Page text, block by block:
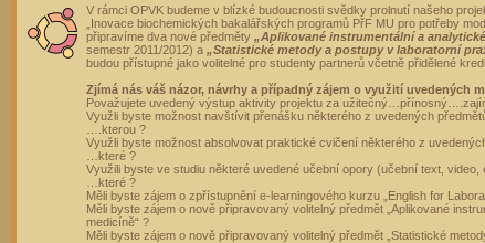
V rámci OPVK budeme v blízké budoucnosti svědky prolnutí našeho
„Inovace biochemických bakalářských programů PřF MU pro potřeby
připravíme dva nové předměty „Aplikované instrumentální a
semestr 2011/2012) a „Statistické metody a postupy v laboratorní
budou přístupné jako volitelné pro studenty partnerů včetně přidělené
Zjímá nás váš názor, návrhy a případný zájem o využití uvedených
Považujete uvedený výstup aktivity projektu za
Využli byste možnost navštívit přenášku některého z uvedených
….kterou ?
Využli byste možnost absolvovat praktické cvičení některého z
…které ?
Využili byste ve studiu některé uvedené učební opory (učební text, video,
…které ?
Měli byste zájem o zpřístupnění e-learningového kurzu „English for
Měli byste zájem o nově připravovaný volitelný předmět „Aplikované
medicíně“ ?
Měli byste zájem o nově připravovaný volitelný předmět „Statistické